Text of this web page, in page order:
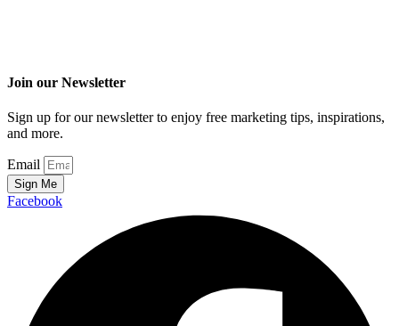
Join our Newsletter
Sign up for our newsletter to enjoy free marketing tips, inspirations,
and more.
Email
Sign Me
Facebook